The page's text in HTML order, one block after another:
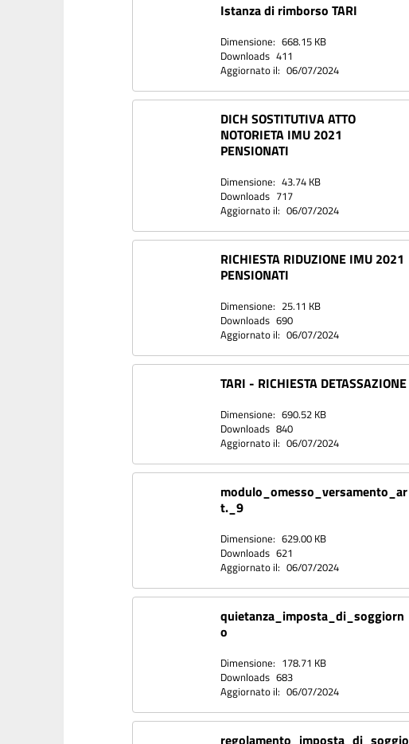
Istanza di rimborso TARI
Dimensione: 668.15 KB
Downloads 411
Aggiornato il: 06/07/2024
DICH SOSTITUTIVA ATTO
NOTORIETA IMU 2021
PENSIONATI
Dimensione: 43.74 KB
Downloads 717
Aggiornato il: 06/07/2024
RICHIESTA RIDUZIONE IMU 2021
PENSIONATI
Dimensione: 25.11 KB
Downloads 690
Aggiornato il: 06/07/2024
TARI - RICHIESTA DETASSAZIONE
Dimensione: 690.52 KB
Downloads 840
Aggiornato il: 06/07/2024
modulo_omesso_versamento_ar
t._9
Dimensione: 629.00 KB
Downloads 621
Aggiornato il: 06/07/2024
quietanza_imposta_di_soggiorn
o
Dimensione: 178.71 KB
Downloads 683
Aggiornato il: 06/07/2024
regolamento_imposta_di_soggio